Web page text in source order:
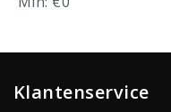
Klantenservice